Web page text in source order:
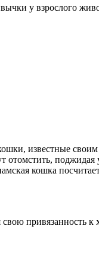
у взрослого
известные
отомстить,
кошка
привязанность к